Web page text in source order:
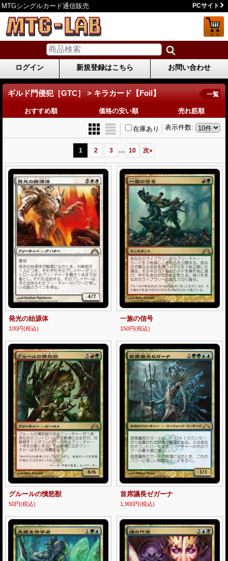
MTGシングルカード通信販売 PCサイト
ログイン 新規登録はこちら お問い合わせ
ギルド門侵犯［GTC］ > キラカード【Foil】 一覧
おすすめ順 価格の安い順 売れ筋順
表示件数:
在庫あり
1 2 3 ... 10 次»
発光の始源体
100円(税込)
一族の信号
150円(税込)
グルールの憤怒獣
50円(税込)
首席議長ゼガーナ
1,900円(税込)